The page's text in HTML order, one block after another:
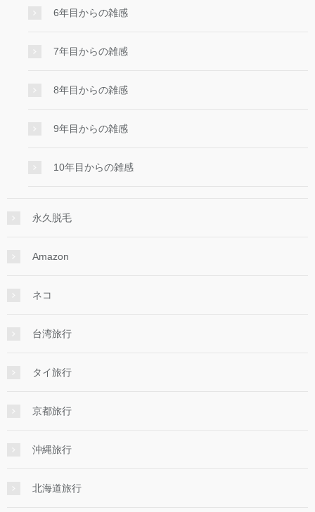
6年目からの雑感
7年目からの雑感
8年目からの雑感
9年目からの雑感
10年目からの雑感
永久脱毛
Amazon
ネコ
台湾旅行
タイ旅行
京都旅行
沖縄旅行
北海道旅行